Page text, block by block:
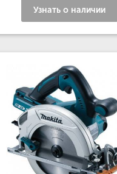
Узнать о наличии